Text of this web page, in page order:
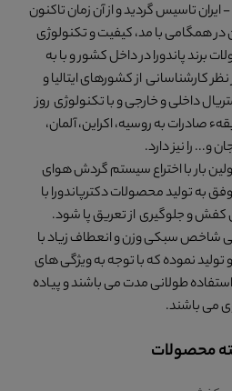
در تهران - ایران تاسیس گردید و از آن زمان تاکنون
در همگامی با مد، کیفیت و تکنولوژی
پاندورا در داخل کشور و با به
کارشناسانی از کشورهای ایتالیا و
داخلی و خارجی و با تکنولوژی روز
صادرات به روسیه، اکراین، آلمان،
و... را نیز دارد.
بار با اختراع سیستم گردش هوای
تولید محصولات دکترپاندورا با
و جلوگیری از تعریق پا شود.
شاخص سبکی وزن و انعطاف زیاد با
نموده که با توجه به ویژگی های
طولانی مدت می باشند و پیاده
می باشند.
محصولات